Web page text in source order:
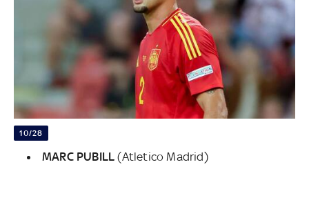
10/28
MARC PUBILL(Atletico Madrid)